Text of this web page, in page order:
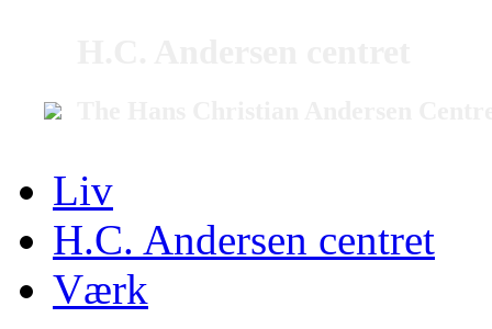
Liv
H.C. Andersen centret
Værk